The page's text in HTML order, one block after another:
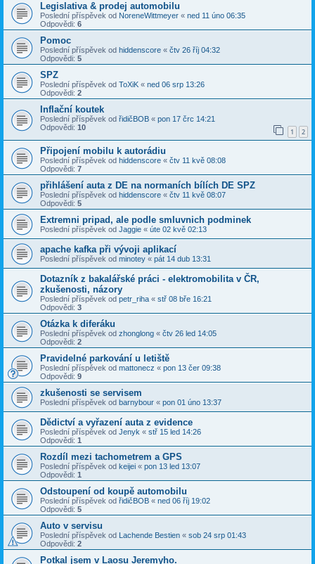
Legislativa & prodej automobilu
Poslední příspěvek od NoreneWittmeyer « ned 11 úno 06:35
Odpovědi: 6
Pomoc
Poslední příspěvek od hiddenscore « čtv 26 říj 04:32
Odpovědi: 5
SPZ
Poslední příspěvek od ToXiK « ned 06 srp 13:26
Odpovědi: 2
Inflační koutek
Poslední příspěvek od řidičBOB « pon 17 črc 14:21
Odpovědi: 10 1 2
Připojení mobilu k autorádiu
Poslední příspěvek od hiddenscore « čtv 11 kvě 08:08
Odpovědi: 7
přihlášení auta z DE na normaních bílích DE SPZ
Poslední příspěvek od hiddenscore « čtv 11 kvě 08:07
Odpovědi: 5
Extremni pripad, ale podle smluvnich podminek
Poslední příspěvek od Jaggie « úte 02 kvě 02:13
apache kafka při vývoji aplikací
Poslední příspěvek od minotey « pát 14 dub 13:31
Dotazník z bakalářské práci - elektromobilita v ČR,
zkušenosti, názory
Poslední příspěvek od petr_riha « stř 08 bře 16:21
Odpovědi: 3
Otázka k diferáku
Poslední příspěvek od zhonglong « čtv 26 led 14:05
Odpovědi: 2
Pravidelné parkování u letiště
Poslední příspěvek od mattonecz « pon 13 čer 09:38
Odpovědi: 9
zkušenosti se servisem
Poslední příspěvek od barnybour « pon 01 úno 13:37
Dědictví a vyřazení auta z evidence
Poslední příspěvek od Jenyk « stř 15 led 14:26
Odpovědi: 1
Rozdíl mezi tachometrem a GPS
Poslední příspěvek od keijei « pon 13 led 13:07
Odpovědi: 1
Odstoupení od koupě automobilu
Poslední příspěvek od řidičBOB « ned 06 říj 19:02
Odpovědi: 5
Auto v servisu
Poslední příspěvek od Lachende Bestien « sob 24 srp 01:43
Odpovědi: 2
Potkal jsem v Laosu Jeremyho.